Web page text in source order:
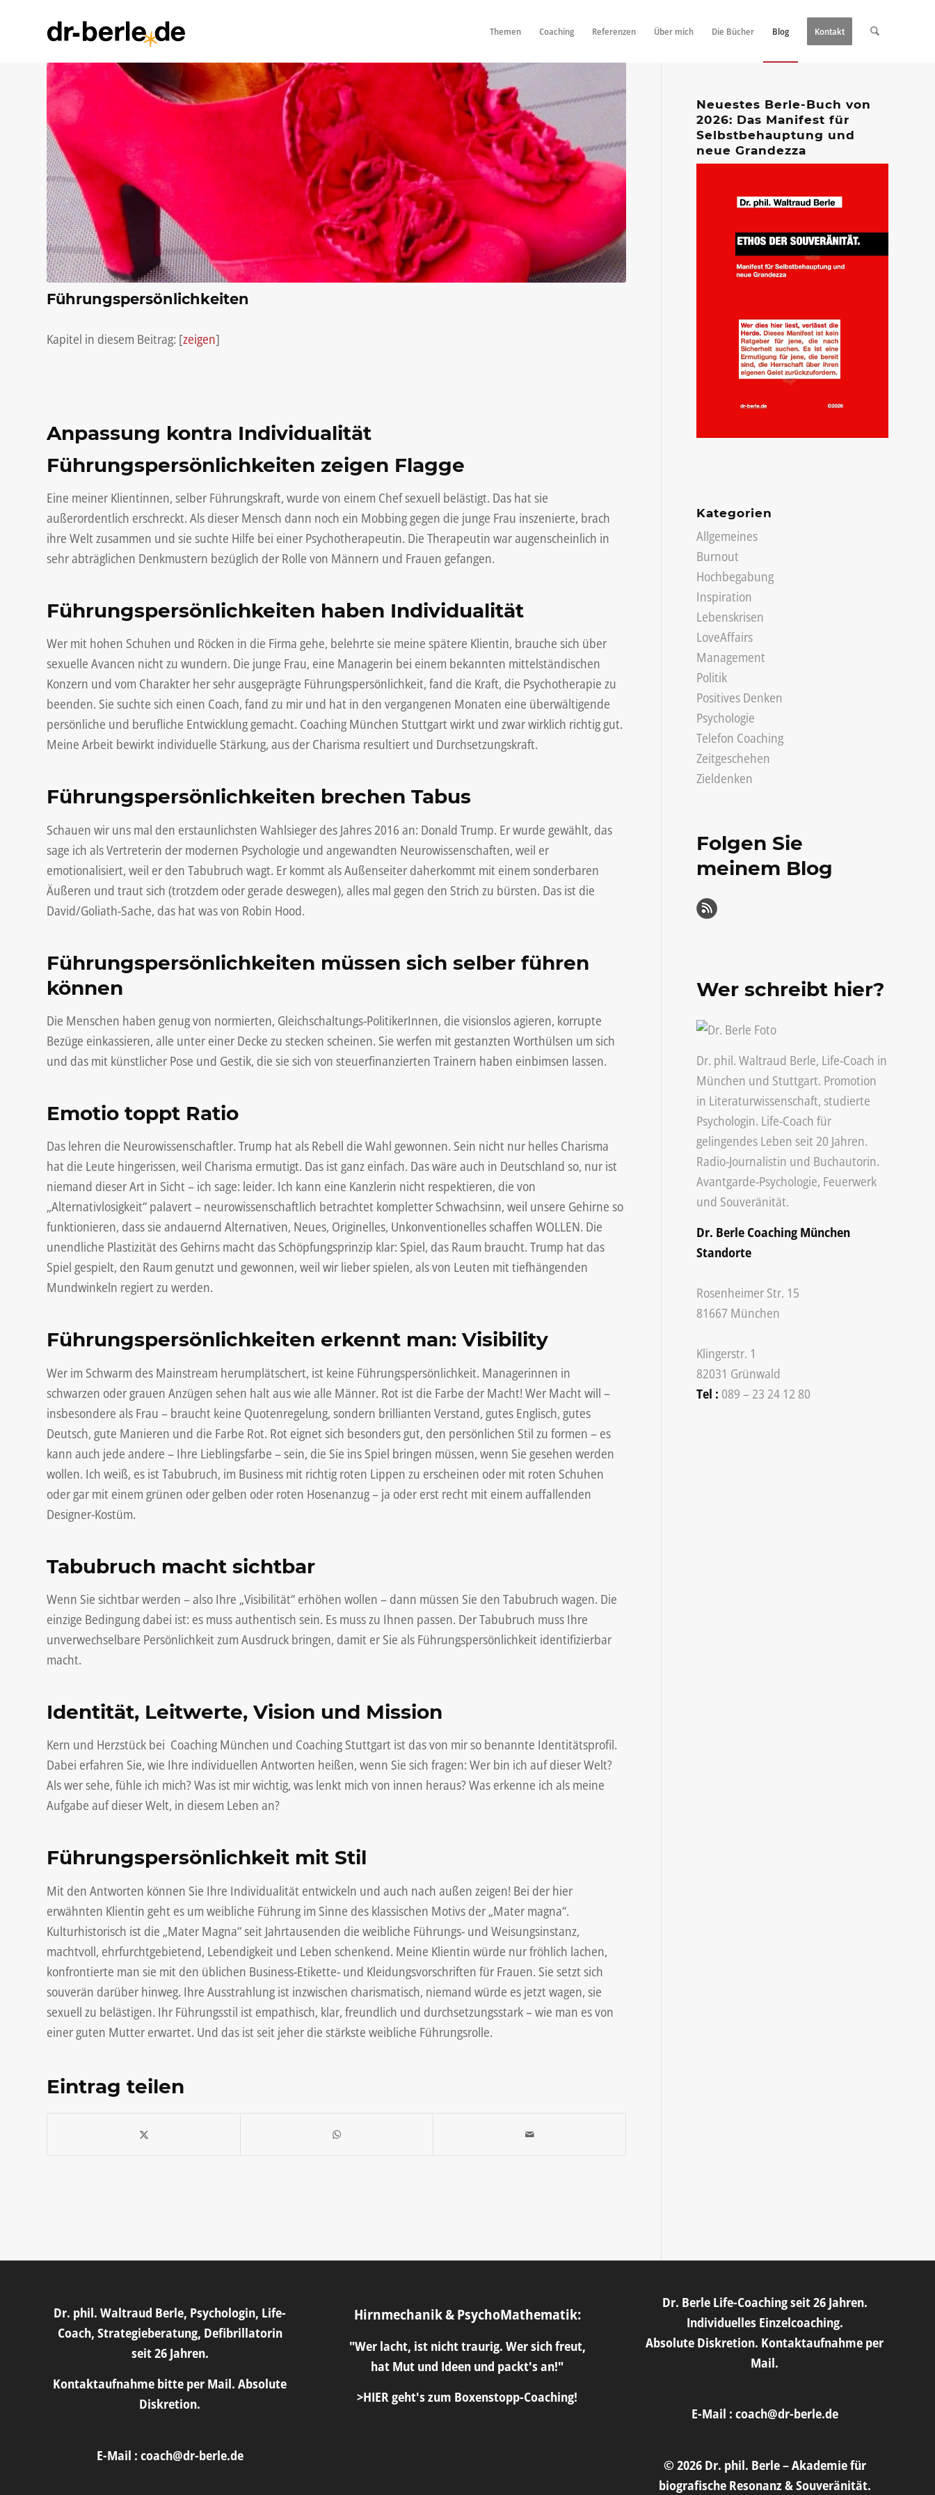
Themen Coaching Referenzen Über mich Die Bücher Blog Kontakt
Führungspersönlichkeiten
Kapitel in diesem Beitrag: [zeigen]
Anpassung kontra Individualität
Führungspersönlichkeiten zeigen Flagge
Eine meiner Klientinnen, selber Führungskraft, wurde von einem Chef sexuell belästigt. Das hat sie
außerordentlich erschreckt. Als dieser Mensch dann noch ein Mobbing gegen die junge Frau inszenierte, brach
ihre Welt zusammen und sie suchte Hilfe bei einer Psychotherapeutin. Die Therapeutin war augenscheinlich in
sehr abträglichen Denkmustern bezüglich der Rolle von Männern und Frauen gefangen.
Führungspersönlichkeiten haben Individualität
Wer mit hohen Schuhen und Röcken in die Firma gehe, belehrte sie meine spätere Klientin, brauche sich über
sexuelle Avancen nicht zu wundern. Die junge Frau, eine Managerin bei einem bekannten mittelständischen
Konzern und vom Charakter her sehr ausgeprägte Führungspersönlichkeit, fand die Kraft, die Psychotherapie zu
beenden. Sie suchte sich einen Coach, fand zu mir und hat in den vergangenen Monaten eine überwältigende
persönliche und berufliche Entwicklung gemacht. Coaching München Stuttgart wirkt und zwar wirklich richtig gut.
Meine Arbeit bewirkt individuelle Stärkung, aus der Charisma resultiert und Durchsetzungskraft.
Führungspersönlichkeiten brechen Tabus
Schauen wir uns mal den erstaunlichsten Wahlsieger des Jahres 2016 an: Donald Trump. Er wurde gewählt, das
sage ich als Vertreterin der modernen Psychologie und angewandten Neurowissenschaften, weil er
emotionalisiert, weil er den Tabubruch wagt. Er kommt als Außenseiter daherkommt mit einem sonderbaren
Äußeren und traut sich (trotzdem oder gerade deswegen), alles mal gegen den Strich zu bürsten. Das ist die
David/Goliath-Sache, das hat was von Robin Hood.
Führungspersönlichkeiten müssen sich selber führen
können
Die Menschen haben genug von normierten, Gleichschaltungs-PolitikerInnen, die visionslos agieren, korrupte
Bezüge einkassieren, alle unter einer Decke zu stecken scheinen. Sie werfen mit gestanzten Worthülsen um sich
und das mit künstlicher Pose und Gestik, die sie sich von steuerfinanzierten Trainern haben einbimsen lassen.
Emotio toppt Ratio
Das lehren die Neurowissenschaftler. Trump hat als Rebell die Wahl gewonnen. Sein nicht nur helles Charisma
hat die Leute hingerissen, weil Charisma ermutigt. Das ist ganz einfach. Das wäre auch in Deutschland so, nur ist
niemand dieser Art in Sicht – ich sage: leider. Ich kann eine Kanzlerin nicht respektieren, die von
„Alternativlosigkeit“ palavert – neurowissenschaftlich betrachtet kompletter Schwachsinn, weil unsere Gehirne so
funktionieren, dass sie andauernd Alternativen, Neues, Originelles, Unkonventionelles schaffen WOLLEN. Die
unendliche Plastizität des Gehirns macht das Schöpfungsprinzip klar: Spiel, das Raum braucht. Trump hat das
Spiel gespielt, den Raum genutzt und gewonnen, weil wir lieber spielen, als von Leuten mit tiefhängenden
Mundwinkeln regiert zu werden.
Führungspersönlichkeiten erkennt man: Visibility
Wer im Schwarm des Mainstream herumplätschert, ist keine Führungspersönlichkeit. Managerinnen in
schwarzen oder grauen Anzügen sehen halt aus wie alle Männer. Rot ist die Farbe der Macht! Wer Macht will –
insbesondere als Frau – braucht keine Quotenregelung, sondern brillianten Verstand, gutes Englisch, gutes
Deutsch, gute Manieren und die Farbe Rot. Rot eignet sich besonders gut, den persönlichen Stil zu formen – es
kann auch jede andere – Ihre Lieblingsfarbe – sein, die Sie ins Spiel bringen müssen, wenn Sie gesehen werden
wollen. Ich weiß, es ist Tabubruch, im Business mit richtig roten Lippen zu erscheinen oder mit roten Schuhen
oder gar mit einem grünen oder gelben oder roten Hosenanzug – ja oder erst recht mit einem auffallenden
Designer-Kostüm.
Tabubruch macht sichtbar
Wenn Sie sichtbar werden – also Ihre „Visibilität“ erhöhen wollen – dann müssen Sie den Tabubruch wagen. Die
einzige Bedingung dabei ist: es muss authentisch sein. Es muss zu Ihnen passen. Der Tabubruch muss Ihre
unverwechselbare Persönlichkeit zum Ausdruck bringen, damit er Sie als Führungspersönlichkeit identifizierbar
macht.
Identität, Leitwerte, Vision und Mission
Kern und Herzstück bei Coaching München und Coaching Stuttgart ist das von mir so benannte Identitätsprofil.
Dabei erfahren Sie, wie Ihre individuellen Antworten heißen, wenn Sie sich fragen: Wer bin ich auf dieser Welt?
Als wer sehe, fühle ich mich? Was ist mir wichtig, was lenkt mich von innen heraus? Was erkenne ich als meine
Aufgabe auf dieser Welt, in diesem Leben an?
Führungspersönlichkeit mit Stil
Mit den Antworten können Sie Ihre Individualität entwickeln und auch nach außen zeigen! Bei der hier
erwähnten Klientin geht es um weibliche Führung im Sinne des klassischen Motivs der „Mater magna“.
Kulturhistorisch ist die „Mater Magna“ seit Jahrtausenden die weibliche Führungs- und Weisungsinstanz,
machtvoll, ehrfurchtgebietend, Lebendigkeit und Leben schenkend. Meine Klientin würde nur fröhlich lachen,
konfrontierte man sie mit den üblichen Business-Etikette- und Kleidungsvorschriften für Frauen. Sie setzt sich
souverän darüber hinweg. Ihre Ausstrahlung ist inzwischen charismatisch, niemand würde es jetzt wagen, sie
sexuell zu belästigen. Ihr Führungsstil ist empathisch, klar, freundlich und durchsetzungsstark – wie man es von
einer guten Mutter erwartet. Und das ist seit jeher die stärkste weibliche Führungsrolle.
Eintrag teilen
Neuestes Berle-Buch von
2026: Das Manifest für
Selbstbehauptung und
neue Grandezza
Kategorien
Allgemeines
Burnout
Hochbegabung
Inspiration
Lebenskrisen
LoveAffairs
Management
Politik
Positives Denken
Psychologie
Telefon Coaching
Zeitgeschehen
Zieldenken
Folgen Sie
meinem Blog
Wer schreibt hier?
Dr. phil. Waltraud Berle, Life-Coach in
München und Stuttgart. Promotion
in Literaturwissenschaft, studierte
Psychologin. Life-Coach für
gelingendes Leben seit 20 Jahren.
Radio-Journalistin und Buchautorin.
Avantgarde-Psychologie, Feuerwerk
und Souveränität.
Dr. Berle Coaching München
Standorte
Rosenheimer Str. 15
81667 München
Klingerstr. 1
82031 Grünwald
Tel : 089 – 23 24 12 80
Dr. phil. Waltraud Berle, Psychologin, Life-
Coach, Strategieberatung, Defibrillatorin
seit 26 Jahren.
Kontaktaufnahme bitte per Mail. Absolute
Diskretion.
E-Mail : coach@dr-berle.de
Hirnmechanik & PsychoMathematik:
"Wer lacht, ist nicht traurig. Wer sich freut,
hat Mut und Ideen und packt's an!"
>HIER geht's zum Boxenstopp-Coaching!
Dr. Berle Life-Coaching seit 26 Jahren.
Individuelles Einzelcoaching.
Absolute Diskretion. Kontaktaufnahme per
Mail.
E-Mail : coach@dr-berle.de
© 2026 Dr. phil. Berle – Akademie für
biografische Resonanz & Souveränität.